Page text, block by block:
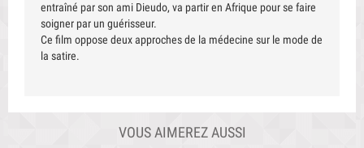
entraîné par son ami Dieudo, va partir en Afrique pour se faire
soigner par un guérisseur.
Ce film oppose deux approches de la médecine sur le mode de
la satire.
VOUS AIMEREZ AUSSI